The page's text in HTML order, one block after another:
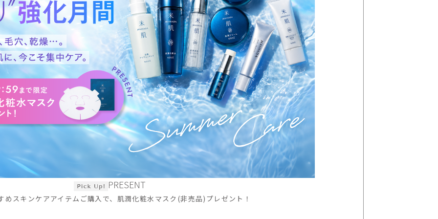
PRESENT
めスキンケアアイテムご購入で、肌潤化粧水マスク(非売品)プレゼント！